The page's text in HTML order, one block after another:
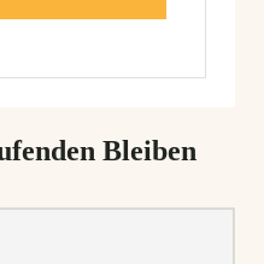
Bleiben